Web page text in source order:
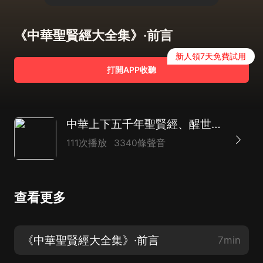
《中華聖賢經大全集》·前言
打開APP收聽
新人領7天免費試用
中華上下五千年聖賢經、醒世智慧、通透格言寶典丨涵蓋增廣賢文、菜根譚、三字經等丨金科玉律、市井俚語
111次播放 3340條聲音
查看更多
《中華聖賢經大全集》·前言 7min